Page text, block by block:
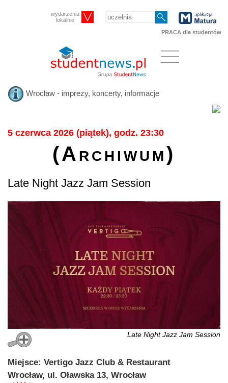
wydarzenia
lokalnie
PRACA dla studentów
Wrocław - imprezy, koncerty, informacje
5 czerwca 2026 (piątek), godz. 23:30
(Archiwum)
Late Night Jazz Jam Session
Late Night Jazz Jam Session
Miejsce: Vertigo Jazz Club & Restaurant
Wrocław, ul. Oławska 13, Wrocław